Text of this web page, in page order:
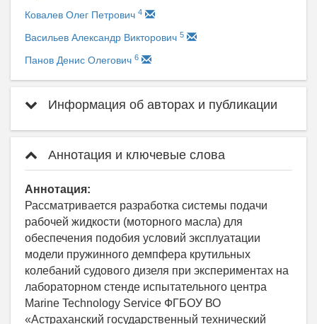
Ковалев Олег Петрович 4
Васильев Александр Викторович 5
Панов Денис Олегович 6
Информация об авторах и публикации
Аннотация и ключевые слова
Аннотация:
Рассматривается разработка системы подачи
рабочей жидкости (моторного масла) для
обеспечения подобия условий эксплуатации
модели пружинного демпфера крутильных
колебаний судового дизеля при экспериментах на
лабораторном стенде испытательного центра
Marine Technology Service ФГБОУ ВО
«Астраханский государственный технический